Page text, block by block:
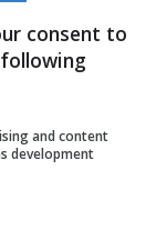
dorsale.
cane di
da
scegliere
consent to
and content
development